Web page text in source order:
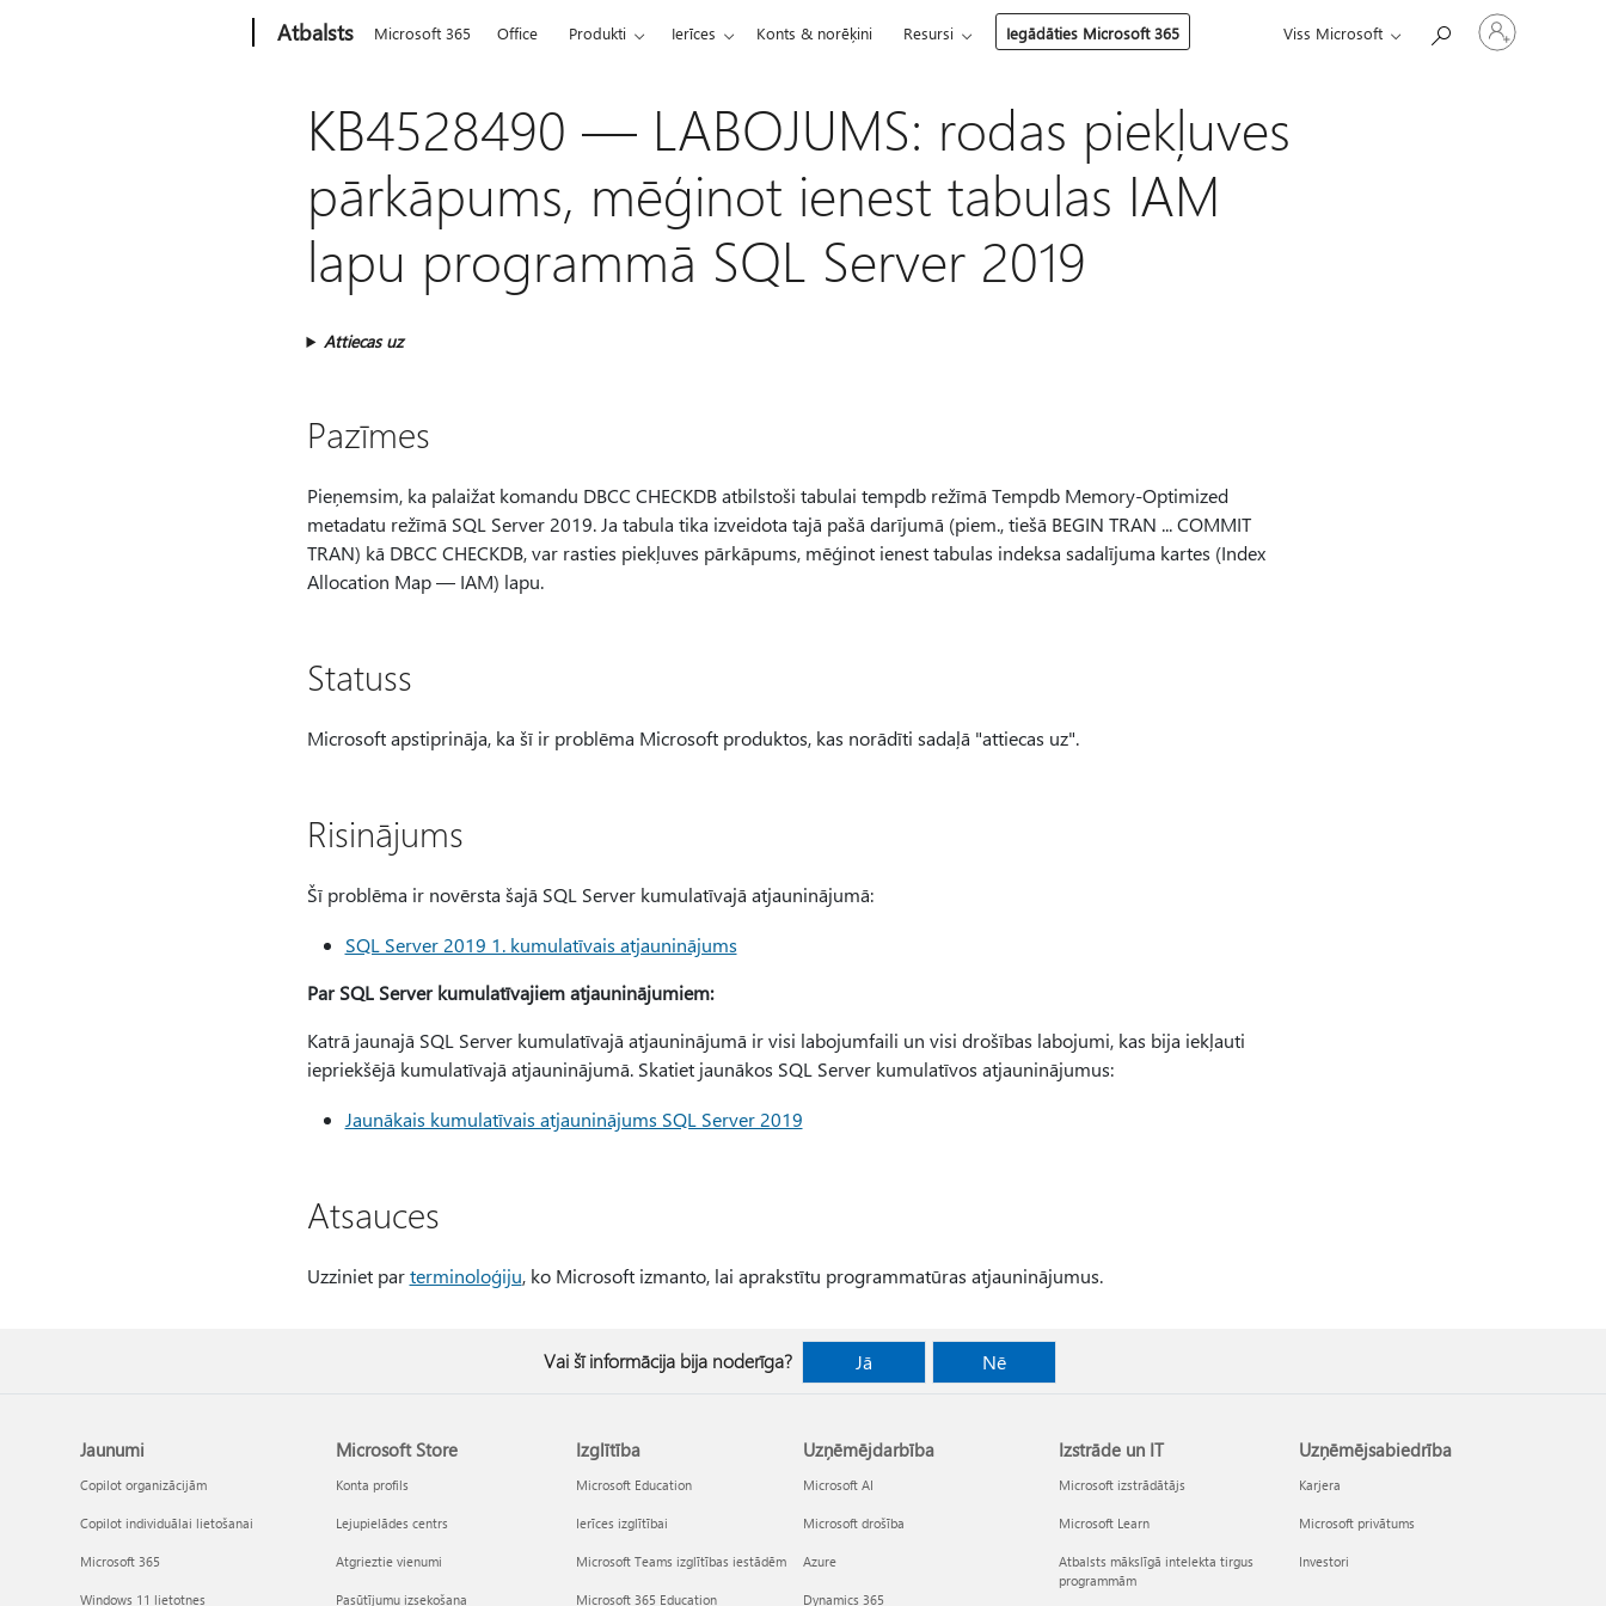
Atbalsts Microsoft 365 Office Produkti Ierīces Konts & norēķini Resursi Iegādāties Microsoft 365 Viss Microsoft
Pierakstieties
savā
kontā
KB4528490 — LABOJUMS: rodas piekļuves
pārkāpums, mēģinot ienest tabulas IAM
lapu programmā SQL Server 2019
Attiecas uz
Pazīmes
Pieņemsim, ka palaižat komandu DBCC CHECKDB atbilstoši tabulai tempdb režīmā Tempdb Memory-Optimized
metadatu režīmā SQL Server 2019. Ja tabula tika izveidota tajā pašā darījumā (piem., tiešā BEGIN TRAN ... COMMIT
TRAN) kā DBCC CHECKDB, var rasties piekļuves pārkāpums, mēģinot ienest tabulas indeksa sadalījuma kartes (Index
Allocation Map — IAM) lapu.
Statuss
Microsoft apstiprināja, ka šī ir problēma Microsoft produktos, kas norādīti sadaļā "attiecas uz".
Risinājums
Šī problēma ir novērsta šajā SQL Server kumulatīvajā atjauninājumā:
SQL Server 2019 1. kumulatīvais atjauninājums
Par SQL Server kumulatīvajiem atjauninājumiem:
Katrā jaunajā SQL Server kumulatīvajā atjauninājumā ir visi labojumfaili un visi drošības labojumi, kas bija iekļauti
iepriekšējā kumulatīvajā atjauninājumā. Skatiet jaunākos SQL Server kumulatīvos atjauninājumus:
Jaunākais kumulatīvais atjauninājums SQL Server 2019
Atsauces
Uzziniet parterminoloģiju, ko Microsoft izmanto, lai aprakstītu programmatūras atjauninājumus.
Vai šī informācija bija noderīga? Jā Nē
Jaunumi
Copilot organizācijām
Copilot individuālai lietošanai
Microsoft 365
Windows 11 lietotnes
Microsoft Store
Konta profils
Lejupielādes centrs
Atgrieztie vienumi
Pasūtījumu izsekošana
Izglītība
Microsoft Education
Ierīces izglītībai
Microsoft Teams izglītības iestādēm
Microsoft 365 Education
Uzņēmējdarbība
Microsoft AI
Microsoft drošība
Azure
Dynamics 365
Izstrāde un IT
Microsoft izstrādātājs
Microsoft Learn
Atbalsts mākslīgā intelekta tirgus
programmām
Uzņēmējsabiedrība
Karjera
Microsoft privātums
Investori